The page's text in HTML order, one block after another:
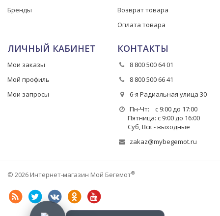
Бренды
Возврат товара
Оплата товара
ЛИЧНЫЙ КАБИНЕТ
Мои заказы
Мой профиль
Мои запросы
КОНТАКТЫ
8 800 500 64 01
8 800 500 66 41
6-я Радиальная улица 30
Пн-Чт: с 9:00 до 17:00
Пятница: с 9:00 до 16:00
Суб, Вск - выходные
zakaz@mybegemot.ru
© 2026 Интернет-магазин Мой Бегемот®